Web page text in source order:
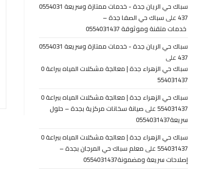
سباك حي الريان جدة - خدمات ممتازة وسريعة 0554031
437 علىسباك حي الصفا جدة –
خدمات متقنة وموثوقة 0554031437
سباك حي الريان جدة - خدمات ممتازة وسريعة 0554031
437 على
سباك حي الزهراء جدة | معالجة مشكلات المياه ببراعة 0
554031437
سباك حي الزهراء جدة | معالجة مشكلات المياه ببراعة 0
554031437علىصيانة سخانات مركزية بجدة – حلول
سريعة0554031437
سباك حي الزهراء جدة | معالجة مشكلات المياه ببراعة 0
554031437علىمعلم سباك حي المرجان بجدة –
إصلاحات سريعة ومضمونة0554031437